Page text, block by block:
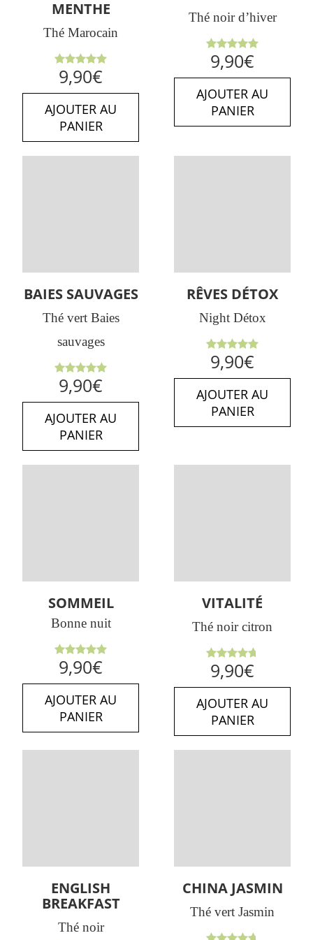
MENTHE
Thé Marocain
Note5.00
sur 5
9,90€
AJOUTER AU
PANIER
Thé noir d’hiver
Note5.00
sur 5
9,90€
AJOUTER AU
PANIER
BAIES SAUVAGES
Thé vert Baies
sauvages
Note5.00
sur 5
9,90€
AJOUTER AU
PANIER
RÊVES DÉTOX
Night Détox
Note5.00
sur 5
9,90€
AJOUTER AU
PANIER
SOMMEIL
Bonne nuit
Note5.00
sur 5
9,90€
AJOUTER AU
PANIER
VITALITÉ
Thé noir citron
Note
4.75sur
5
9,90€
AJOUTER AU
PANIER
ENGLISH
BREAKFAST
Thé noir
CHINA JASMIN
Thé vert Jasmin